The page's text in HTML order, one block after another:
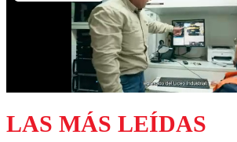
LAS MÁS LEÍDAS